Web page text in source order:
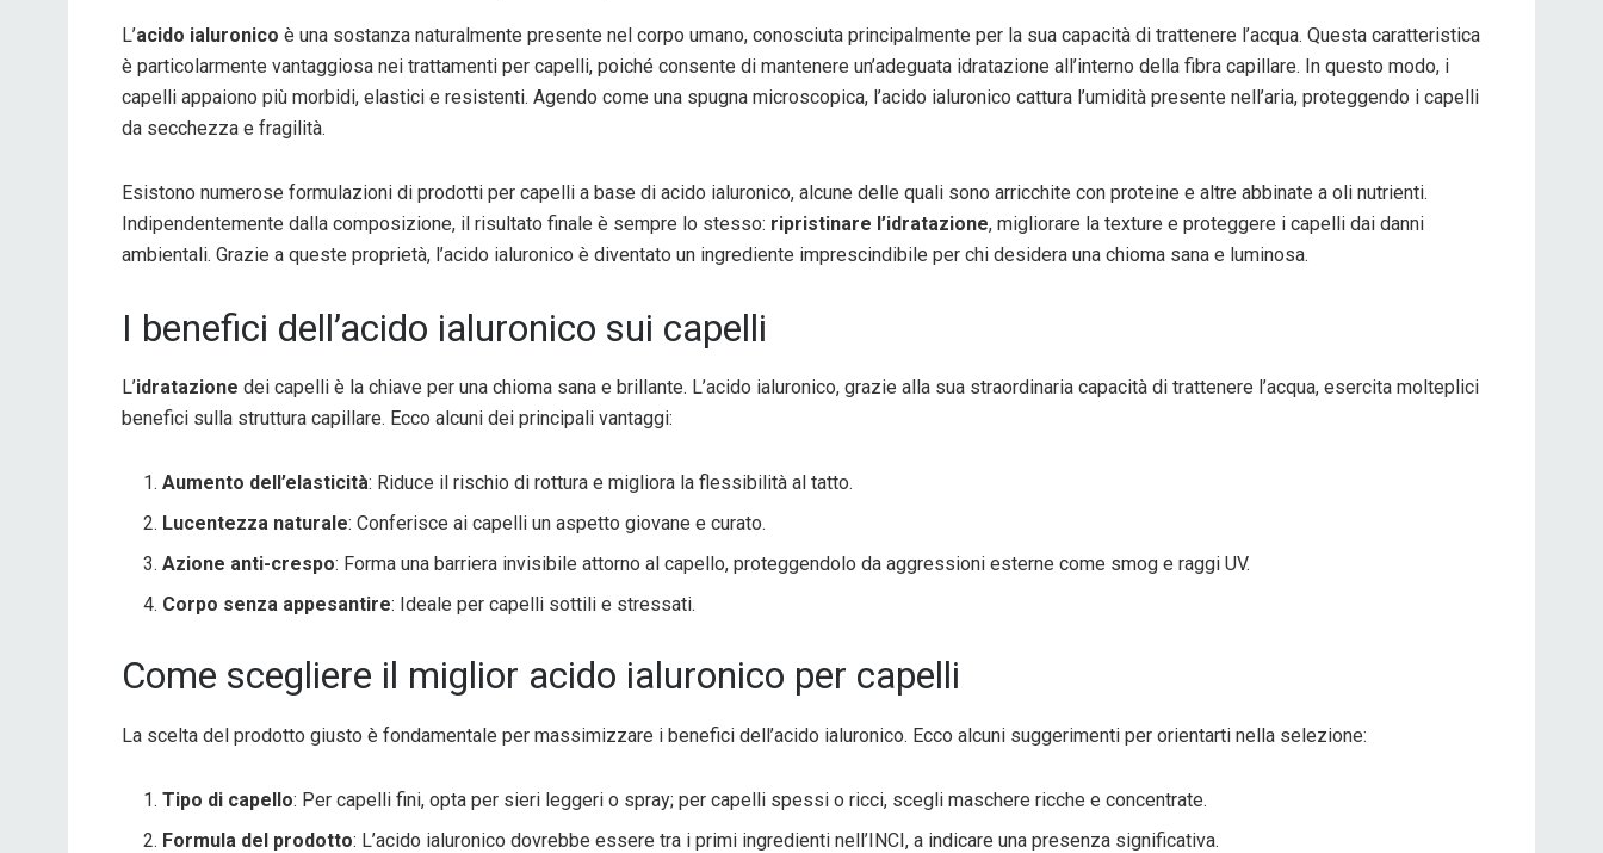
L’acido ialuronico è una sostanza naturalmente presente nel corpo umano, conosciuta principalmente per la sua capacità di trattenere l’acqua. Questa caratteristica
è particolarmente vantaggiosa nei trattamenti per capelli, poiché consente di mantenere un’adeguata idratazione all’interno della fibra capillare. In questo modo, i
capelli appaiono più morbidi, elastici e resistenti. Agendo come una spugna microscopica, l’acido ialuronico cattura l’umidità presente nell’aria, proteggendo i capelli
da secchezza e fragilità.
Esistono numerose formulazioni di prodotti per capelli a base di acido ialuronico, alcune delle quali sono arricchite con proteine e altre abbinate a oli nutrienti.
Indipendentemente dalla composizione, il risultato finale è sempre lo stesso: ripristinare l’idratazione, migliorare la texture e proteggere i capelli dai danni
ambientali. Grazie a queste proprietà, l’acido ialuronico è diventato un ingrediente imprescindibile per chi desidera una chioma sana e luminosa.
I benefici dell’acido ialuronico sui capelli
L’idratazione dei capelli è la chiave per una chioma sana e brillante. L’acido ialuronico, grazie alla sua straordinaria capacità di trattenere l’acqua, esercita molteplici
benefici sulla struttura capillare. Ecco alcuni dei principali vantaggi:
Aumento dell’elasticità: Riduce il rischio di rottura e migliora la flessibilità al tatto.
Lucentezza naturale: Conferisce ai capelli un aspetto giovane e curato.
Azione anti-crespo: Forma una barriera invisibile attorno al capello, proteggendolo da aggressioni esterne come smog e raggi UV.
Corpo senza appesantire: Ideale per capelli sottili e stressati.
Come scegliere il miglior acido ialuronico per capelli
La scelta del prodotto giusto è fondamentale per massimizzare i benefici dell’acido ialuronico. Ecco alcuni suggerimenti per orientarti nella selezione:
Tipo di capello: Per capelli fini, opta per sieri leggeri o spray; per capelli spessi o ricci, scegli maschere ricche e concentrate.
Formula del prodotto: L’acido ialuronico dovrebbe essere tra i primi ingredienti nell’INCI, a indicare una presenza significativa.